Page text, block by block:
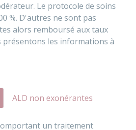
Le protocole de soins
%. D'autres ne sont pas
alors remboursé aux taux
présentons les informations à
ALD non exonérantes
un traitement